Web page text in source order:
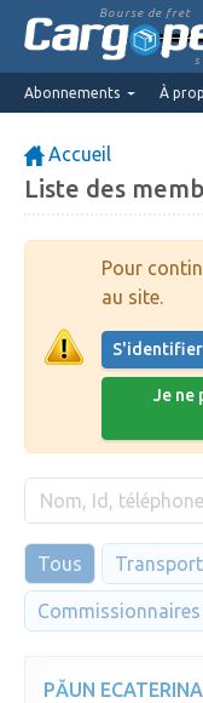
Bourse de fret
Abonnements À
Accueil
Liste des
Pour
au site.
S'identifier
Je ne
Tous
PĂUN